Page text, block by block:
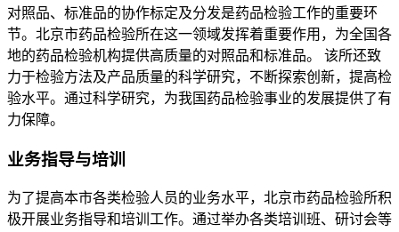
对照品、标准品的协作标定及分发是药品检验工作的重要环
节。北京市药品检验所在这一领域发挥着重要作用，为全国各
地的药品检验机构提供高质量的对照品和标准品。 该所还致
力于检验方法及产品质量的科学研究，不断探索创新，提高检
验水平。通过科学研究，为我国药品检验事业的发展提供了有
力保障。
业务指导与培训
为了提高本市各类检验人员的业务水平，北京市药品检验所积
极开展业务指导和培训工作。通过举办各类培训班、研讨会等